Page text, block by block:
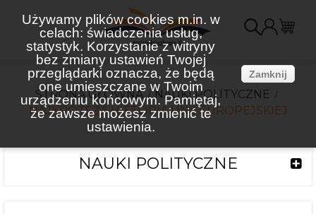
Używamy plików cookies m.in. w
celach: świadczenia usług,
statystyk. Korzystanie z witryny
bez zmiany ustawień Twojej
przeglądarki oznacza, że będą
one umieszczane w Twoim
urządzeniu końcowym. Pamiętaj,
że zawsze możesz zmienić te
ustawienia.
Zamknij
STRONA GŁÓWNA
NAUKI POLITYCZNE
NAJKRÓTSZA HISTORIA UNII EUROPEJSKIEJ
NAUKI POLITYCZNE